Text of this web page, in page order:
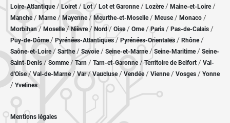
Loire-Atlantique/ Loiret / Lot/ Lot et Garonne/ Lozère / Maine-et-Loire/
Manche/ Marne/ Mayenne/ Meurthe-et-Moselle/ Meuse/ Monaco /
Morbihan/ Moselle/ Nièvre / Nord/ Oise / Orne/Paris / Pas-de-Calais /
Puy-de-Dôme/ Pyrénées-Atlantiques / Pyrénées-Orientales / Rhône/
Saône-et-Loire/ Sarthe/ Savoie/ Seine-et-Marne/ Seine-Maritime/ Seine-
Saint-Denis /Somme/ Tarn / Tarn-et-Garonne/Territoire de Belfort / Val-
d'Oise/ Val-de-Marne/Var/Vaucluse/ Vendée/ Vienne/ Vosges / Yonne
/ Yvelines
Mentions légales